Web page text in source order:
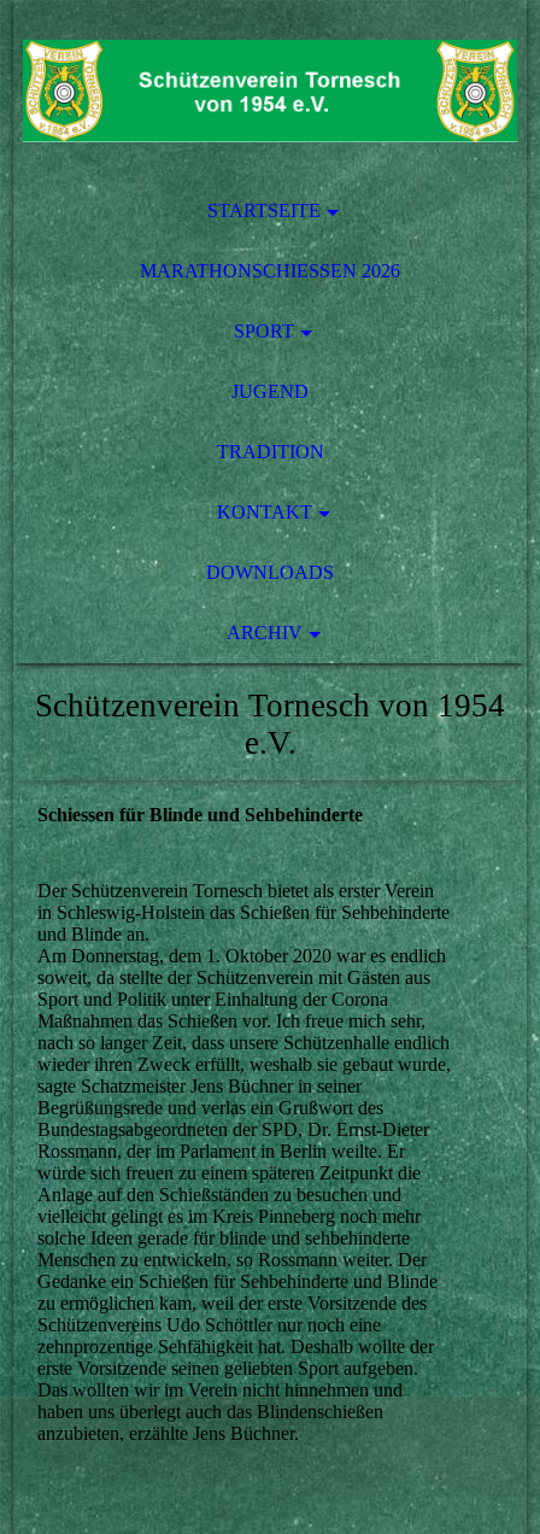
STARTSEITE
MARATHONSCHIESSEN 2026
SPORT
JUGEND
TRADITION
KONTAKT
DOWNLOADS
ARCHIV
Schützenverein Tornesch von 1954
e.V.
Schiessen für Blinde und Sehbehinderte
Der Schützenverein Tornesch bietet als erster Verein
in Schleswig-Holstein das Schießen für Sehbehinderte
und Blinde an.
Am Donnerstag, dem 1. Oktober 2020 war es endlich
soweit, da stellte der Schützenverein mit Gästen aus
Sport und Politik unter Einhaltung der Corona
Maßnahmen das Schießen vor. Ich freue mich sehr,
nach so langer Zeit, dass unsere Schützenhalle endlich
wieder ihren Zweck erfüllt, weshalb sie gebaut wurde,
sagte Schatzmeister Jens Büchner in seiner
Begrüßungsrede und verlas ein Grußwort des
Bundestagsabgeordneten der SPD, Dr. Ernst-Dieter
Rossmann, der im Parlament in Berlin weilte. Er
würde sich freuen zu einem späteren Zeitpunkt die
Anlage auf den Schießständen zu besuchen und
vielleicht gelingt es im Kreis Pinneberg noch mehr
solche Ideen gerade für blinde und sehbehinderte
Menschen zu entwickeln, so Rossmann weiter. Der
Gedanke ein Schießen für Sehbehinderte und Blinde
zu ermöglichen kam, weil der erste Vorsitzende des
Schützenvereins Udo Schöttler nur noch eine
zehnprozentige Sehfähigkeit hat. Deshalb wollte der
erste Vorsitzende seinen geliebten Sport aufgeben.
Das wollten wir im Verein nicht hinnehmen und
haben uns überlegt auch das Blindenschießen
anzubieten, erzählte Jens Büchner.